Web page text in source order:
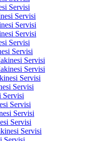
Servisi
Servisi
Servisi
Servisi
Servisi
Servisi
Servisi
Servisi
Servisi
Servisi
Servisi
Servisi
Servisi
Servisi
Servisi